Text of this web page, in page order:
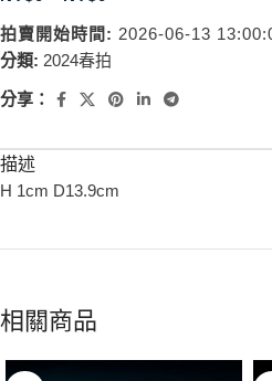
拍賣開始時間: 2026-06-13
分類: 2024春拍
分享：
描述
H 1cm D13.9cm
相關商品